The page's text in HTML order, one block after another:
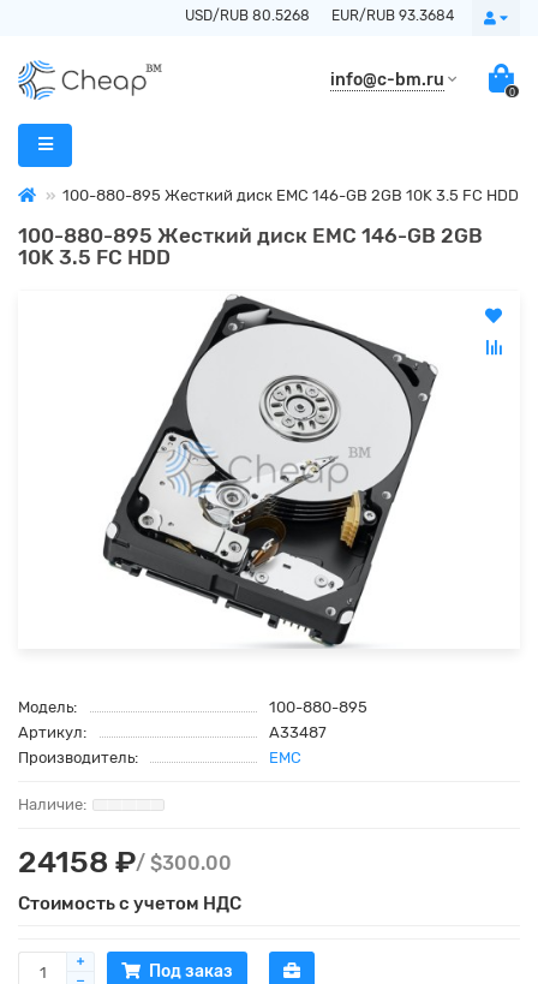
USD/RUB 80.5268 EUR/RUB 93.3684
info@c-bm.ru
0
100-880-895 Жесткий диск EMC 146-GB 2GB 10K 3.5 FC HDD
100-880-895 Жесткий диск EMC 146-GB 2GB
10K 3.5 FC HDD
Модель:
100-880-895
Артикул:
A33487
Производитель:
EMC
24158 ₽/ $300.00
Стоимость с учетом НДС
Под заказ